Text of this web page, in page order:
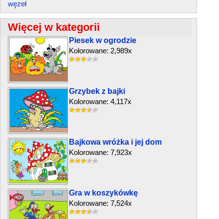
węzeł
Więcej w kategorii
Piesek w ogrodzie
Kolorowane: 2,989x
Grzybek z bajki
Kolorowane: 4,117x
Bajkowa wróżka i jej dom
Kolorowane: 7,923x
Gra w koszykówkę
Kolorowane: 7,524x